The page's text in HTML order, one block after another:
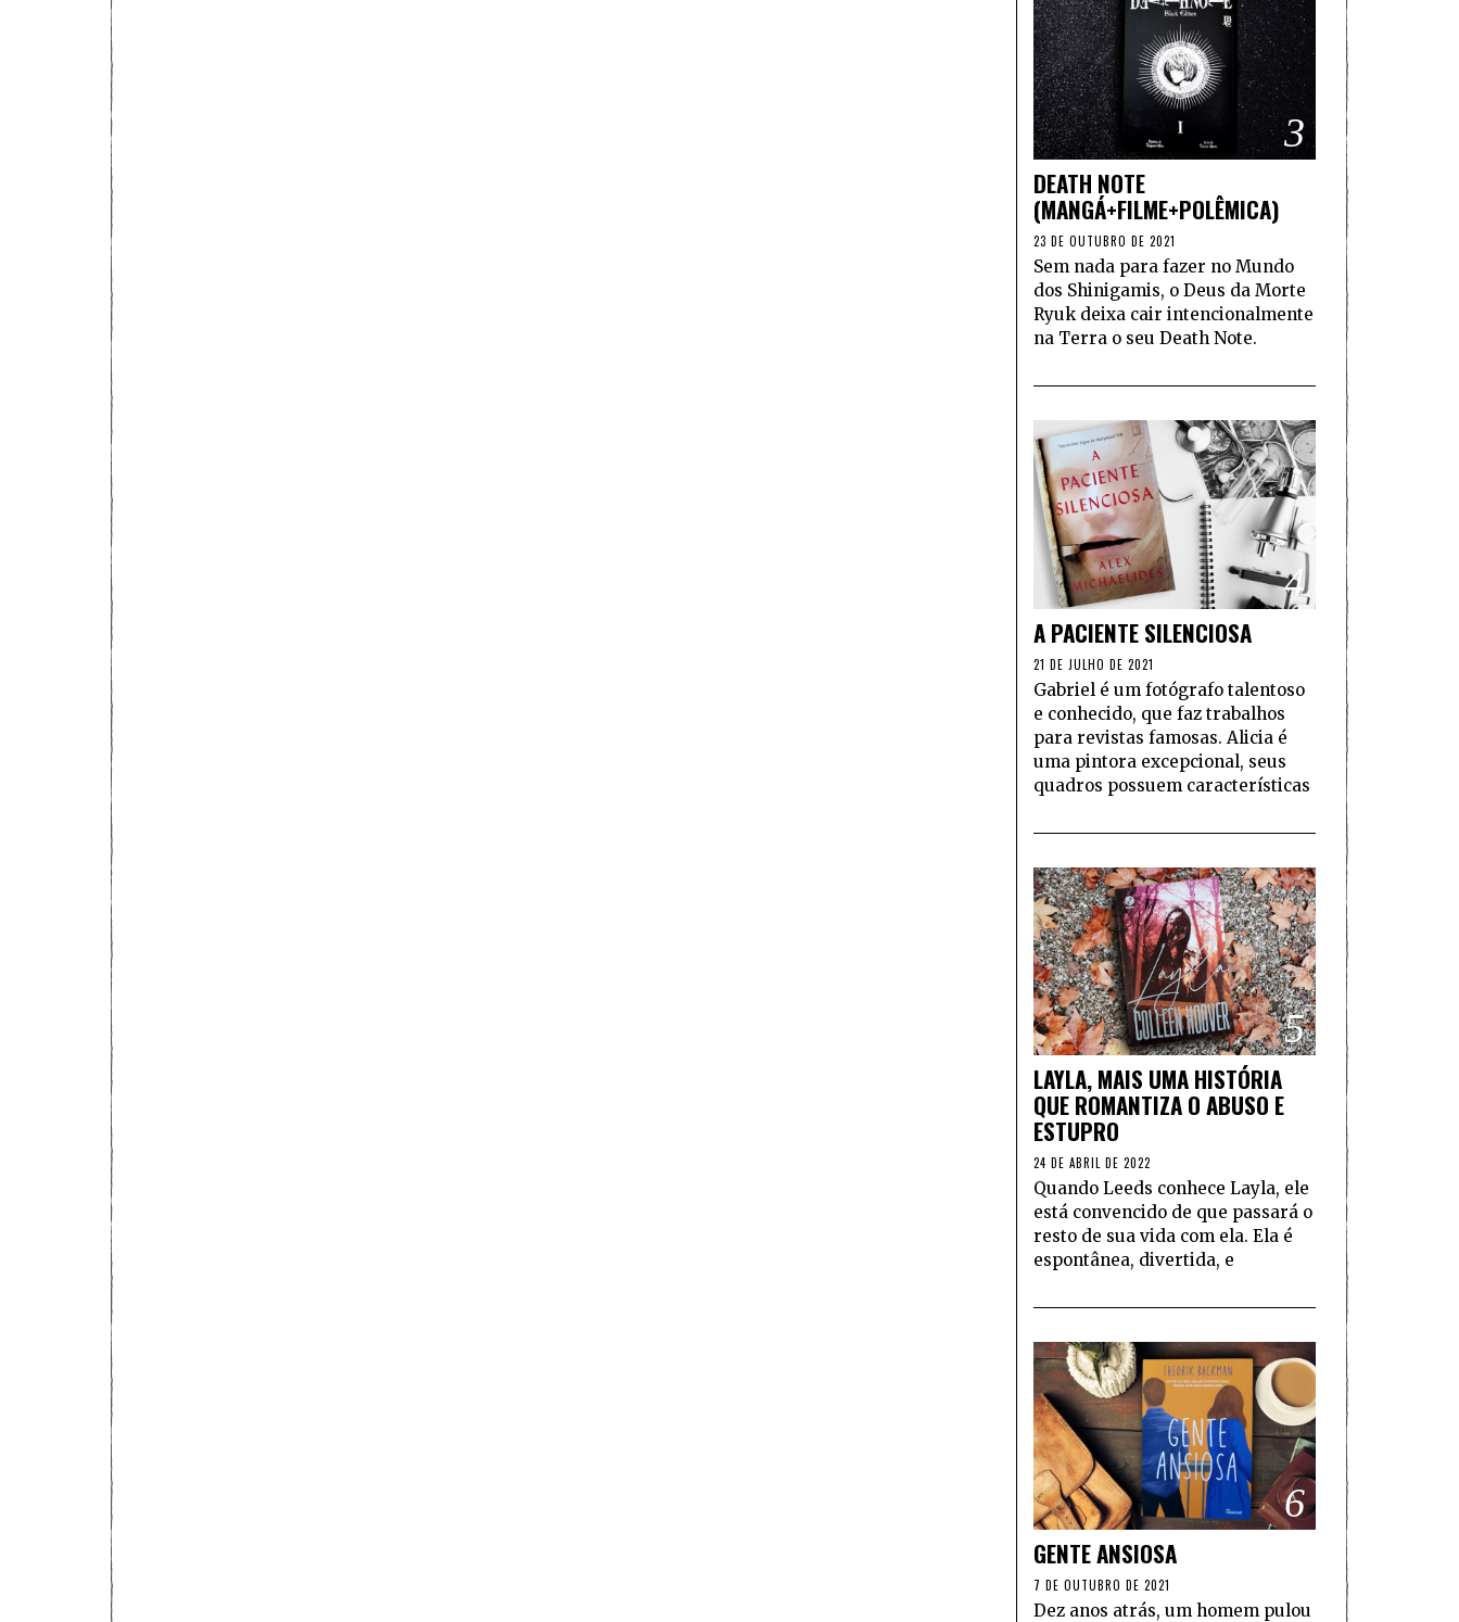
3
DEATH NOTE
(MANGÁ+FILME+POLÊMICA)
23 DE OUTUBRO DE 2021
Sem nada para fazer no Mundo
dos Shinigamis, o Deus da Morte
Ryuk deixa cair intencionalmente
na Terra o seu Death Note.
4
A PACIENTE SILENCIOSA
21 DE JULHO DE 2021
Gabriel é um fotógrafo talentoso
e conhecido, que faz trabalhos
para revistas famosas. Alicia é
uma pintora excepcional, seus
quadros possuem características
5
LAYLA, MAIS UMA HISTÓRIA
QUE ROMANTIZA O ABUSO E
ESTUPRO
24 DE ABRIL DE 2022
Quando Leeds conhece Layla, ele
está convencido de que passará o
resto de sua vida com ela. Ela é
espontânea, divertida, e
6
GENTE ANSIOSA
7 DE OUTUBRO DE 2021
Dez anos atrás, um homem pulou